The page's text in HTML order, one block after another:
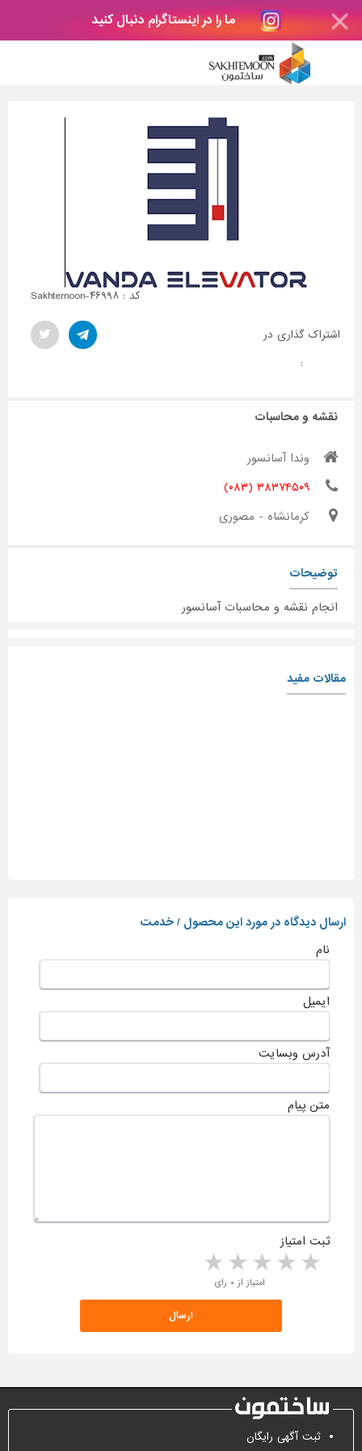
ما را در اینستاگرام دنبال کنید
کد : Sakhtemoon-۴۶۹۹۸
اشتراک گذاری در
:
نقشه و محاسبات
وندا آسانسور
۳۸۳۷۴۵۰۹ (۰۸۳)
کرمانشاه - مصوری
توضیحات
انجام نقشه و محاسبات آسانسور
مقالات مفید
ارسال دیدگاه در مورد این محصول / خدمت
نام
ایمیل
آدرس وبسایت
متن پیام
ثبت امتیاز
4 stars 3 stars 2 stars 1 star امتیاز از ۰ رای
ثبت آگهی رایگان